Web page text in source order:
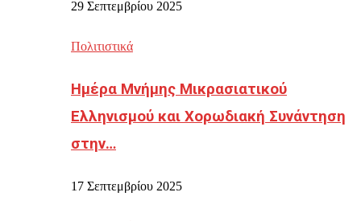
29 Σεπτεμβρίου 2025
Πολιτιστικά
Ημέρα Μνήμης Μικρασιατικού
Ελληνισμού και Χορωδιακή Συνάντηση
στην…
17 Σεπτεμβρίου 2025